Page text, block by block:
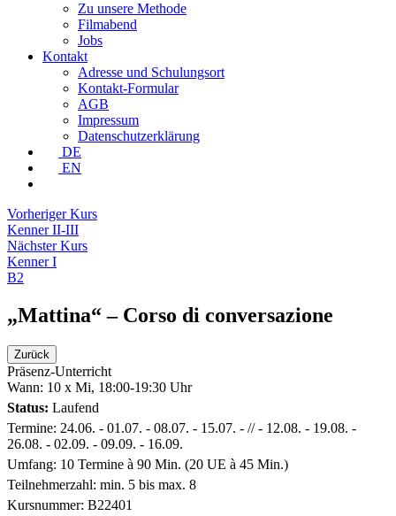
Zu unsere Methode
Filmabend
Jobs
Kontakt
Adresse und Schulungsort
Kontakt-Formular
AGB
Impressum
Datenschutzerklärung
DE
EN
Vorheriger Kurs
Kenner II-III
Nächster Kurs
Kenner I
B2
„Mattina“ – Corso di conversazione
Präsenz-Unterricht
Wann: 10 x Mi, 18:00-19:30 Uhr
Status: Laufend
Termine: 24.06. - 01.07. - 08.07. - 15.07. - // - 12.08. - 19.08. -
26.08. - 02.09. - 09.09. - 16.09.
Umfang: 10 Termine à 90 Min. (20 UE à 45 Min.)
Teilnehmerzahl: min. 5 bis max. 8
Kursnummer: B22401